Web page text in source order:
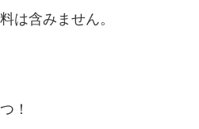
は含みません。
！